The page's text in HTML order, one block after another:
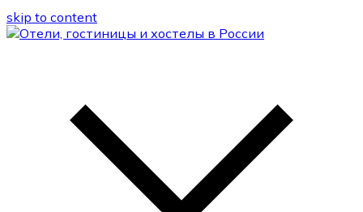
skip to content